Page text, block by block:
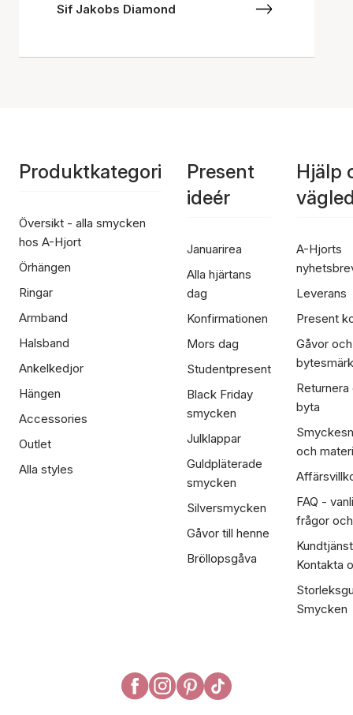
Sif Jakobs Diamond
Produktkategori
Översikt - alla smycken
hos A-Hjort
Örhängen
Ringar
Armband
Halsband
Ankelkedjor
Hängen
Accessories
Outlet
Alla styles
Present
ideér
Januarirea
Alla hjärtans
dag
Konfirmationen
Mors dag
Studentpresent
Black Friday
smycken
Julklappar
Guldpläterade
smycken
Silversmycken
Gåvor till henne
Bröllopsgåva
Hjälp
A-Hjorts
Leverans
Present
Gåvor och
Returnera
byta
och
FAQ -
frågor
Kontakta
Smycken